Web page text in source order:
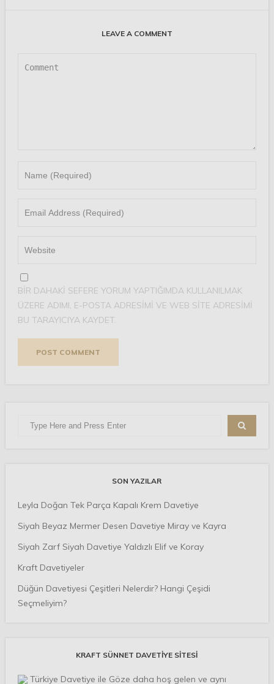
LEAVE A COMMENT
BIR DAHAKI SEFERE YORUM YAPTIĞIMDA KULLANILMAK
ÜZERE ADIMI, E-POSTA ADRESIMI VE WEB SITE ADRESIMI
BU TARAYICIYA KAYDET.
SON YAZILAR
Leyla Doğan Tek Parça Kapalı Krem Davetiye
Siyah Beyaz Mermer Desen Davetiye Miray ve Kayra
Siyah Zarf Siyah Davetiye Yaldızlı Elif ve Koray
Kraft Davetiyeler
Düğün Davetiyesi Çeşitleri Nelerdir? Hangi Çeşidi
Seçmeliyim?
KRAFT SÜNNET DAVETIYE SITESI
Türkiye Davetiye ile Göze daha hoş gelen ve aynı